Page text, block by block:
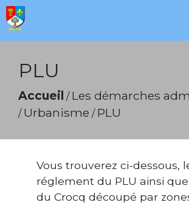
PLU
Accueil / Les démarches
/ Urbanisme / PLU
Vous trouverez ci-dessous,
réglement du PLU ainsi
du Crocq découpé par